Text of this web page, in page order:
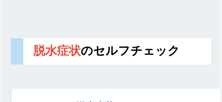
脱水症状のセルフチェック